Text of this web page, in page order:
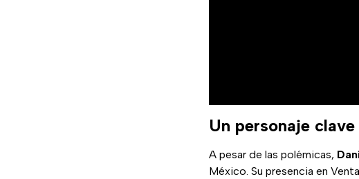
Un personaje
A pesar de las polémicas,
México. Su presencia en